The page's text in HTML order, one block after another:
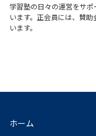
学習塾の日々の運営をサ
います。正会員には、賛
います。
ホーム